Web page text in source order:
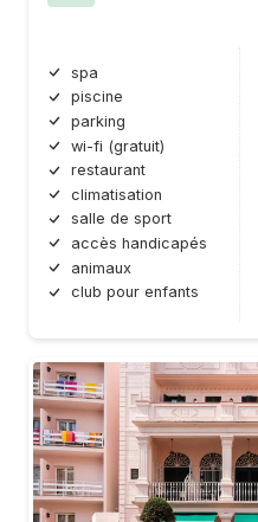
spa
piscine
parking
wi-fi (gratuit)
restaurant
climatisation
salle de sport
accès handicapés
animaux
club pour enfants